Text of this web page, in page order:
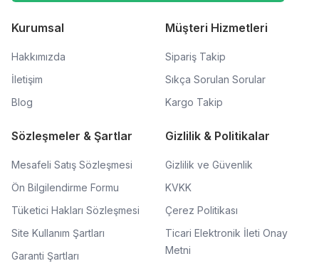
Kurumsal
Hakkımızda
İletişim
Blog
Müşteri Hizmetleri
Sipariş Takip
Sıkça Sorulan Sorular
Kargo Takip
Sözleşmeler & Şartlar
Mesafeli Satış Sözleşmesi
Ön Bilgilendirme Formu
Tüketici Hakları Sözleşmesi
Site Kullanım Şartları
Garanti Şartları
Gizlilik & Politikalar
Gizlilik ve Güvenlik
KVKK
Çerez Politikası
Ticari Elektronik İleti Onay
Metni